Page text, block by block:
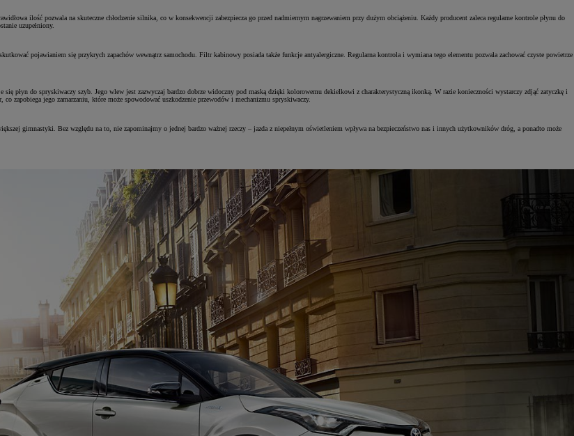
ilość pozwala na skuteczne chłodzenie silnika, co w konsekwencji zabezpiecza go przed nadmiernym nagrzewaniem przy dużym obciążeniu. Każdy producent zaleca regularne kontrole płynu do
uzupełniony.
pojawianiem się przykrych zapachów wewnątrz samochodu. Filtr kabinowy posiada także funkcje antyalergiczne. Regularna kontrola i wymiana tego elementu pozwala zachować czyste powietrze
płyn do spryskiwaczy szyb. Jego wlew jest zazwyczaj bardzo dobrze widoczny pod maską dzięki kolorowemu dekielkowi z charakterystyczną ikonką. W razie konieczności wystarczy zdjąć zatyczkę i
zapobiega jego zamarzaniu, które może spowodować uszkodzenie przewodów i mechanizmu spryskiwaczy.
gimnastyki. Bez względu na to, nie zapominajmy o jednej bardzo ważnej rzeczy – jazda z niepełnym oświetleniem wpływa na bezpieczeństwo nas i innych użytkowników dróg, a ponadto może